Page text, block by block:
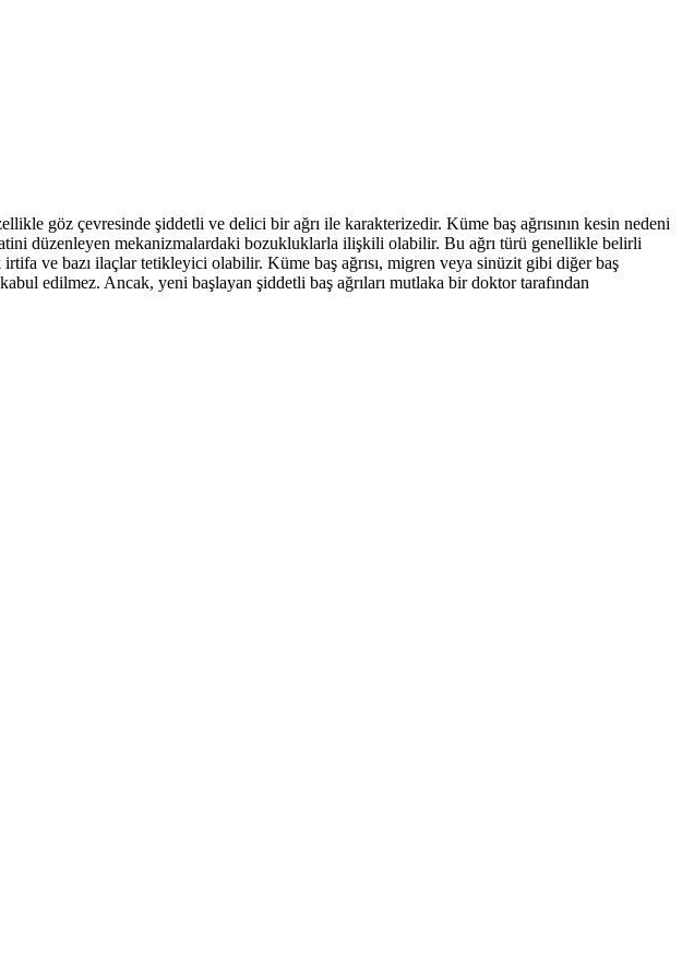
göz çevresinde şiddetli ve delici bir ağrı ile karakterizedir. Küme baş ağrısının kesin nedeni
düzenleyen mekanizmalardaki bozukluklarla ilişkili olabilir. Bu ağrı türü genellikle belirli
ve bazı ilaçlar tetikleyici olabilir. Küme baş ağrısı, migren veya sinüzit gibi diğer baş
edilmez. Ancak, yeni başlayan şiddetli baş ağrıları mutlaka bir doktor tarafından